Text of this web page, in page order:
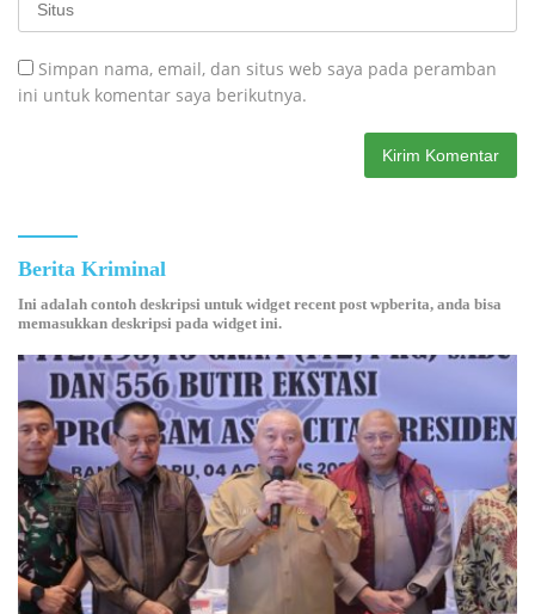
Simpan nama, email, dan situs web saya pada peramban
ini untuk komentar saya berikutnya.
Berita Kriminal
Ini adalah contoh deskripsi untuk widget recent post wpberita, anda bisa
memasukkan deskripsi pada widget ini.